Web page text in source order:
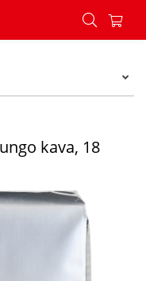
Lungo kava, 18
kava, 18